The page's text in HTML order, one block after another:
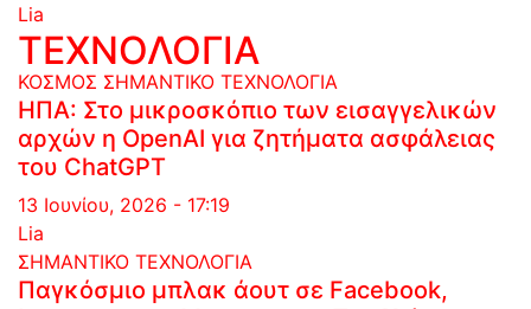
Lia
ΤΕΧΝΟΛΟΓΙΑ
ΚΟΣΜΟΣ ΣΗΜΑΝΤΙΚΟ ΤΕΧΝΟΛΟΓΙΑ
ΗΠΑ: Στο μικροσκόπιο των εισαγγελικών
αρχών η OpenAI για ζητήματα ασφάλειας
του ChatGPT
13 Ιουνίου, 2026 - 17:19
Lia
ΣΗΜΑΝΤΙΚΟ ΤΕΧΝΟΛΟΓΙΑ
Παγκόσμιο μπλακ άουτ σε Facebook,